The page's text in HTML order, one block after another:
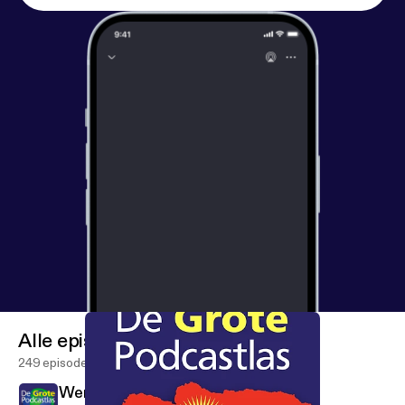
positieve start met een garantie tot 500 euro. We
zijn nooit volledig, wel origineel. Geen experts, maar
wel liefhebbers. Hebben we tóch iets verkeerd
gezegd of zijn we iets cruciaals vergeten? Volg ons
lokale boekwinkel of bestel 'm hier! [
]en je op zoek naar de shownotes?
Die vind je op onze website [
] 🌍 Instagram. [
WQ0]. De Grote Podcastlas wordt opgenomen in
onze mini-huiskamerstudio in Utrecht en
gepresenteerd door Max Gerritsen, Hugo
Noordman en Leon Boelens. De eindmontage
wordt gedaan door Jonas van Impe. [http://www.jon
Alle episoder
249 episoder
Wereldsteden #17: Kaapstad